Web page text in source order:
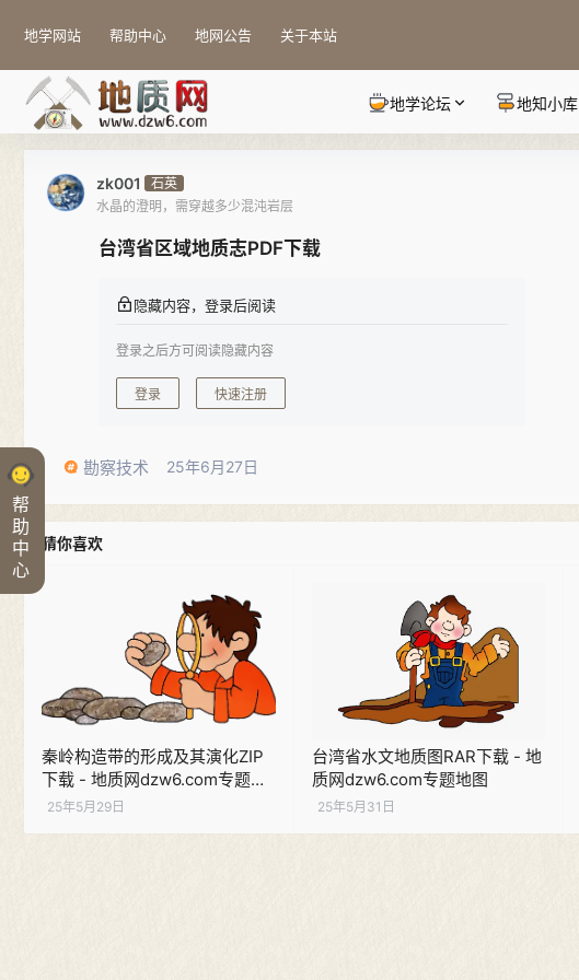
帮
助
中
心
地学网站 帮助中心 地网公告 关于本站
地学论坛 地知小库
zk001
石英
水晶的澄明，需穿越多少混沌岩层
台湾省区域地质志PDF下载
隐藏内容，登录后阅读
登录之后方可阅读隐藏内容
登录 快速注册
勘察技术 25年6月27日
猜你喜欢
秦岭构造带的形成及其演化ZIP
下载 - 地质网dzw6.com专题研
究
25年5月29日
台湾省水文地质图RAR下载 - 地
质网dzw6.com专题地图
25年5月31日